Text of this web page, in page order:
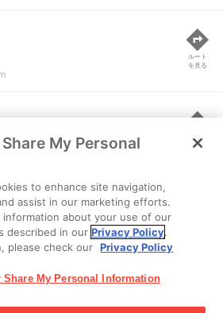
ルート
を見る
2
ルート
を見る
My Personal
to enhance site navigation,
assist in our marketing efforts.
information about your use of our
described in ourPrivacy Policy.
please check our Privacy Policy
Share My Personal Information